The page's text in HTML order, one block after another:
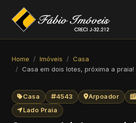
Home Imóveis
Casa
Casa em dois lotes, próxima a praia!
Casa 4543 Arpoador
Lado Praia